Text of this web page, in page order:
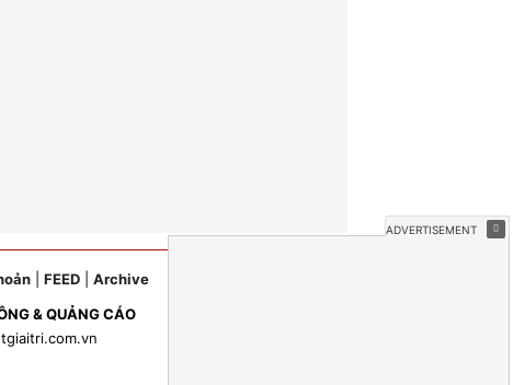
| FEED| Archive
& QUẢNG CÁO